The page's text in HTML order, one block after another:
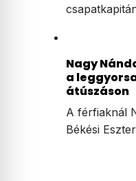
Nagy
a
átúszáson
A férfiaknál
Békési